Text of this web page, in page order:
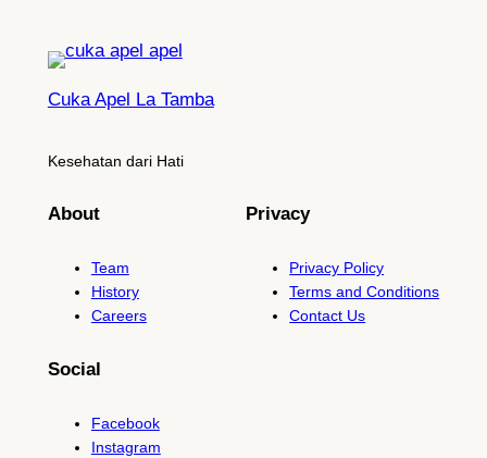
Cuka Apel La Tamba
Kesehatan dari Hati
About
Team
History
Careers
Privacy
Privacy Policy
Terms and Conditions
Contact Us
Social
Facebook
Instagram